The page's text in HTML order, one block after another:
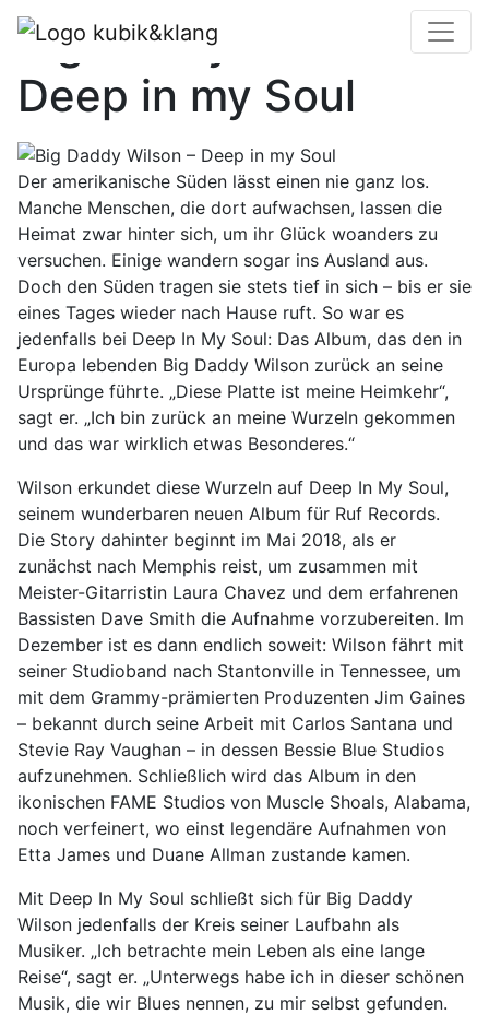
Big Daddy Wilson –
Deep in my Soul
Der amerikanische Süden lässt einen nie ganz los.
Manche Menschen, die dort aufwachsen, lassen die
Heimat zwar hinter sich, um ihr Glück woanders zu
versuchen. Einige wandern sogar ins Ausland aus.
Doch den Süden tragen sie stets tief in sich – bis er sie
eines Tages wieder nach Hause ruft. So war es
jedenfalls bei Deep In My Soul: Das Album, das den in
Europa lebenden Big Daddy Wilson zurück an seine
Ursprünge führte. „Diese Platte ist meine Heimkehr“,
sagt er. „Ich bin zurück an meine Wurzeln gekommen
und das war wirklich etwas Besonderes.“
Wilson erkundet diese Wurzeln auf Deep In My Soul,
seinem wunderbaren neuen Album für Ruf Records.
Die Story dahinter beginnt im Mai 2018, als er
zunächst nach Memphis reist, um zusammen mit
Meister-Gitarristin Laura Chavez und dem erfahrenen
Bassisten Dave Smith die Aufnahme vorzubereiten. Im
Dezember ist es dann endlich soweit: Wilson fährt mit
seiner Studioband nach Stantonville in Tennessee, um
mit dem Grammy-prämierten Produzenten Jim Gaines
– bekannt durch seine Arbeit mit Carlos Santana und
Stevie Ray Vaughan – in dessen Bessie Blue Studios
aufzunehmen. Schließlich wird das Album in den
ikonischen FAME Studios von Muscle Shoals, Alabama,
noch verfeinert, wo einst legendäre Aufnahmen von
Etta James und Duane Allman zustande kamen.
Mit Deep In My Soul schließt sich für Big Daddy
Wilson jedenfalls der Kreis seiner Laufbahn als
Musiker. „Ich betrachte mein Leben als eine lange
Reise“, sagt er. „Unterwegs habe ich in dieser schönen
Musik, die wir Blues nennen, zu mir selbst gefunden.